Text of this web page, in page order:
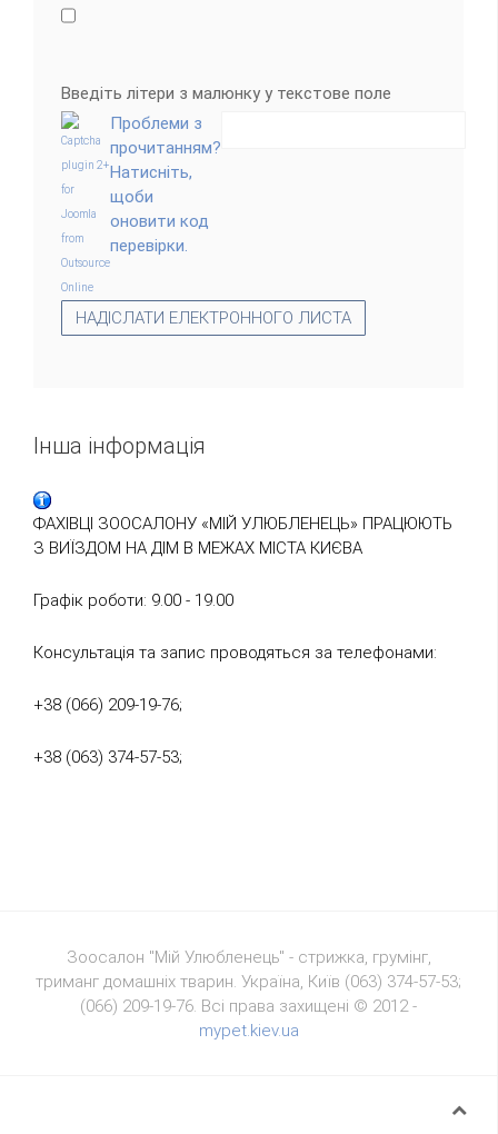
Введіть літери з малюнку у текстове поле
Проблеми з
прочитанням?
Натисніть,
щоби
оновити код
перевірки.
НАДІСЛАТИ ЕЛЕКТРОННОГО ЛИСТА
Інша інформація
ФАХІВЦІ ЗООСАЛОНУ «МІЙ УЛЮБЛЕНЕЦЬ» ПРАЦЮЮТЬ
З ВИЇЗДОМ НА ДІМ В МЕЖАХ МІСТА КИЄВА
Графік роботи: 9.00 - 19.00
Консультація та запис проводяться за телефонами:
+38 (066) 209-19-76;
+38 (063) 374-57-53;
Зоосалон "Мій Улюбленець" - стрижка, грумінг,
триманг домашніх тварин. Україна, Київ (063) 374-57-53;
(066) 209-19-76. Всі права захищені © 2012 -
mypet.kiev.ua